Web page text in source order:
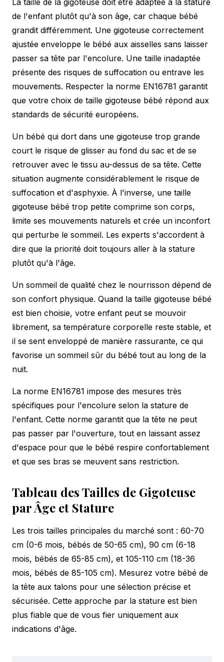
de l'enfant plutôt qu'à son âge, car chaque bébé
grandit différemment. Une gigoteuse correctement
ajustée enveloppe le bébé aux aisselles sans laisser
passer sa tête par l'encolure. Une taille inadaptée
présente des risques de suffocation ou entrave les
mouvements. Respecter la norme EN16781 garantit
que votre choix de taille gigoteuse bébé répond aux
standards de sécurité européens.
Un bébé qui dort dans une gigoteuse trop grande
court le risque de glisser au fond du sac et de se
retrouver avec le tissu au-dessus de sa tête. Cette
situation augmente considérablement le risque de
suffocation et d'asphyxie. À l'inverse, une taille
gigoteuse bébé trop petite comprime son corps,
limite ses mouvements naturels et crée un inconfort
qui perturbe le sommeil. Les experts s'accordent à
dire que la priorité doit toujours aller à la stature
plutôt qu'à l'âge.
Un sommeil de qualité chez le nourrisson dépend de
son confort physique. Quand la taille gigoteuse bébé
est bien choisie, votre enfant peut se mouvoir
librement, sa température corporelle reste stable, et
il se sent enveloppé de manière rassurante, ce qui
favorise un sommeil sûr du bébé tout au long de la
nuit.
La norme EN16781 impose des mesures très
spécifiques pour l'encolure selon la stature de
l'enfant. Cette norme garantit que la tête ne peut
pas passer par l'ouverture, tout en laissant assez
d'espace pour que le bébé respire confortablement
et que ses bras se meuvent sans restriction.
Tableau des Tailles de Gigoteuse
par Âge et Stature
Les trois tailles principales du marché sont : 60-70
cm (0-6 mois, bébés de 50-65 cm), 90 cm (6-18
mois, bébés de 65-85 cm), et 105-110 cm (18-36
mois, bébés de 85-105 cm). Mesurez votre bébé de
la tête aux talons pour une sélection précise et
sécurisée. Cette approche par la stature est bien
plus fiable que de vous fier uniquement aux
indications d'âge.